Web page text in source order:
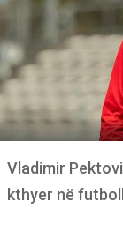
Vladimir
kthyer në